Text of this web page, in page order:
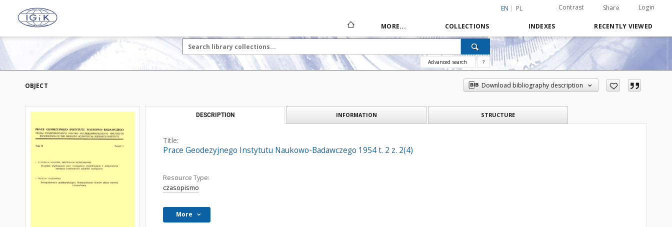
EN PL Contrast Share Login
MORE... COLLECTIONS INDEXES RECENTLY VIEWED
Advanced search ?
OBJECT Download bibliography description
DESCRIPTION INFORMATION STRUCTURE
Title:
Prace Geodezyjnego Instytutu Naukowo-Badawczego 1954 t. 2 z. 2(4)
Resource Type:
czasopismo
More